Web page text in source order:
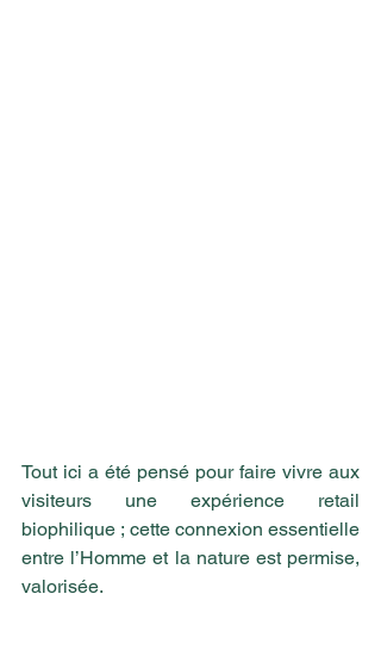
Tout ici a été pensé pour faire vivre aux
visiteurs une expérience retail
biophilique ; cette connexion essentielle
entre l’Homme et la nature est permise,
valorisée.